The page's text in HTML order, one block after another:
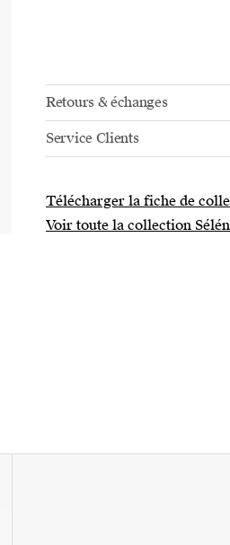
Retours & échanges
Service Clients
Télécharger la fiche de
Voir toute la collection